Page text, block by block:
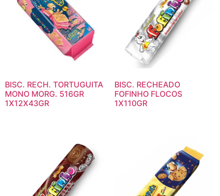
BISC. RECH. TORTUGUITA
MONO MORG. 516GR
1X12X43GR
BISC. RECHEADO
FOFINHO FLOCOS
1X110GR